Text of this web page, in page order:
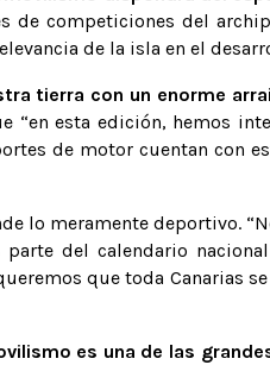
de competiciones del
de la isla en el
tierra con un enorme
“en esta edición, hemos
de motor cuentan con
lo meramente deportivo.
del calendario
que toda Canarias
es una de las